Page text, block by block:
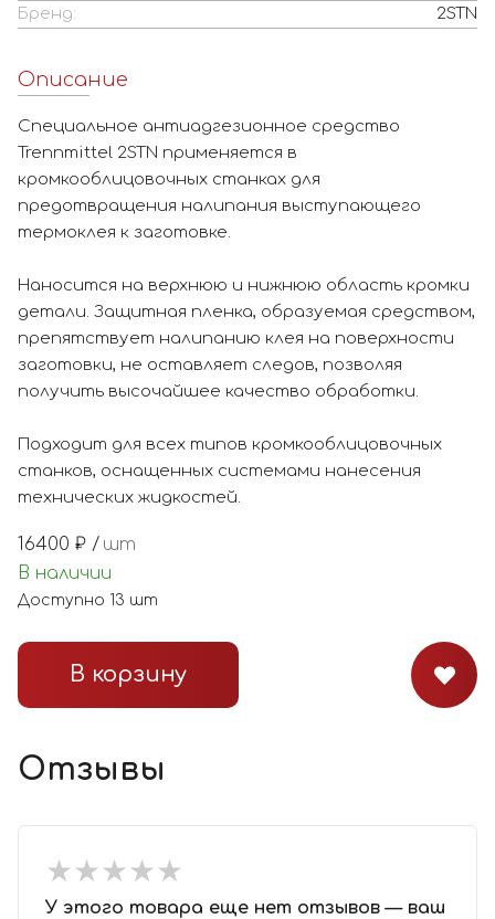
Бренд:
2STN
Описание
Специальное антиадгезионное средство
Trennmittel 2STN применяется в
кромкооблицовочных станках для
предотвращения налипания выступающего
термоклея к заготовке.
Наносится на верхнюю и нижнюю область кромки
детали. Защитная пленка, образуемая средством,
препятствует налипанию клея на поверхности
заготовки, не оставляет следов, позволяя
получить высочайшее качество обработки.
Подходит для всех типов кромкооблицовочных
станков, оснащенных системами нанесения
технических жидкостей.
16400 ₽ / шт
В наличии
Доступно 13 шт
В корзину
Отзывы
★★★★★
★★★★★
У этого товара еще нет отзывов — ваш